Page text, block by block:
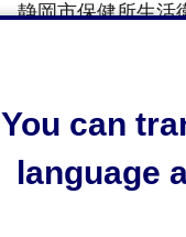
You can
language
静岡市保健所生活
静岡市清水区旭町